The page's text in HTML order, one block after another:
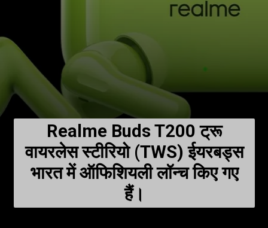
Realme Buds T200 ट्रू
वायरलेस स्टीरियो (TWS) ईयरबड्स
भारत में ऑफिशियली लॉन्च किए गए